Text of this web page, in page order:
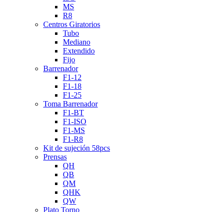
MS
R8
Centros Giratorios
Tubo
Mediano
Extendido
Fijo
Barrenador
F1-12
F1-18
F1-25
Toma Barrenador
F1-BT
F1-ISO
F1-MS
F1-R8
Kit de sujeción 58pcs
Prensas
QH
QB
QM
QHK
QW
Plato Torno